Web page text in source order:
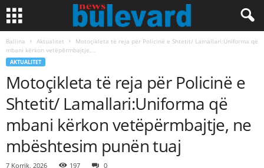
Ballina Aktualitet
Motoçikleta të reja për Policinë e Shtetit/ Lamallari:Uniforma që
mbani kërkon vetëpërmbajtje,...
AKTUALITET
Motoçikleta të reja për Policinë e
Shtetit/ Lamallari:Uniforma që
mbani kërkon vetëpërmbajtje, ne
mbështesim punën tuaj
7 Korrik, 2026 197 0